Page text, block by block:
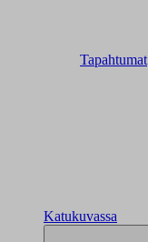
Tapahtumat
Katukuvassa